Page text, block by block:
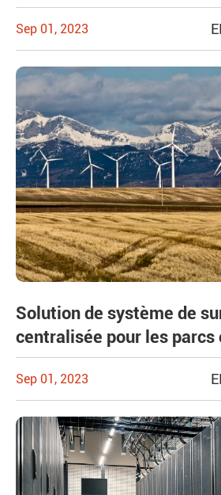
Sep 01, 2023
Solution de système de
centralisée pour les parcs
Sep 01, 2023